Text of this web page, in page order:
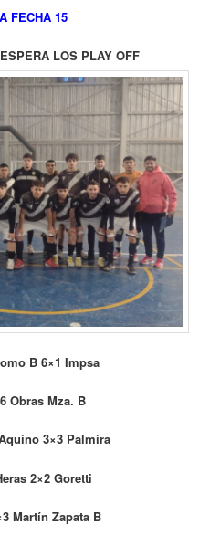
FECHA 15
LOS PLAY OFF
B 6×1 Impsa
Obras Mza. B
3×3 Palmira
2×2 Goretti
Martín Zapata B